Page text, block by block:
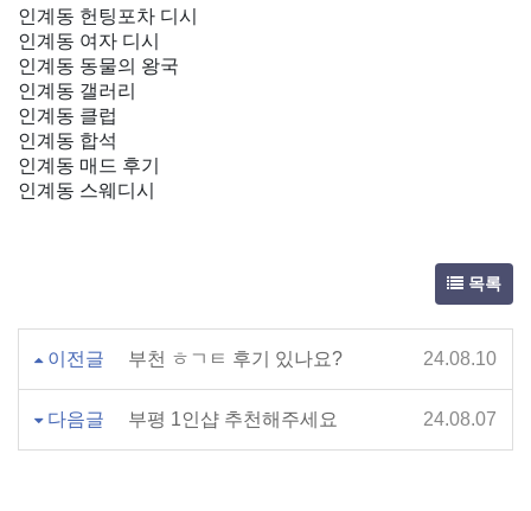
인계동 헌팅포차 디시
인계동 여자 디시
인계동 동물의 왕국
인계동 갤러리
인계동 클럽
인계동 합석
인계동 매드 후기
인계동 스웨디시
목록
이전글 부천 ㅎㄱㅌ 후기 있나요? 24.08.10
다음글 부평 1인샵 추천해주세요 24.08.07